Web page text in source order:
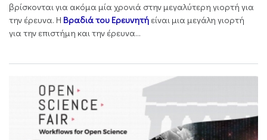
βρίσκονται για ακόμα μία χρονιά στην μεγαλύτερη γιορτή για
την έρευνα. H Βραδιά του Ερευνητή είναι μια μεγάλη γιορτή
για την επιστήμη και την έρευνα...